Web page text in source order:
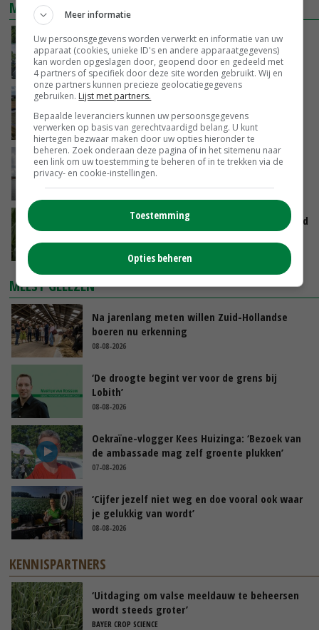
MEEST BEKEKEN
Oekraïne-vlogger Kees Huizinga: ‘Bezoek van
de ambassade mag zelf groente plukken’
07-08-2026
Droogte veroorzaakt steeds meer problemen:
‘Bassin afgelopen week al leeg’
06-08-2026
Koeien van enige drijvende boerderij ter
wereld zijn te koop
06-08-2026
Limburgse mais van Frijns doet het verrassend
goed
MEEST GELEZEN
Na jarenlang meten willen Zuid-Hollandse
boeren nu erkenning
08-08-2026
‘De droogte begint ver voor de grens bij
Lobith’
08-08-2026
Oekraïne-vlogger Kees Huizinga: ‘Bezoek van
de ambassade mag zelf groente plukken’
07-08-2026
‘Cijfer jezelf niet weg en doe vooral ook waar
je gelukkig van wordt’
08-08-2026
KENNISPARTNERS
‘Uitdaging om valse meeldauw te beheersen
wordt steeds groter’
BAYER CROP SCIENCE
Meer informatie
Uw persoonsgegevens worden verwerkt en informatie van uw
apparaat (cookies, unieke ID's en andere apparaatgegevens)
kan worden opgeslagen door, geopend door en gedeeld met
4 partners of specifiek door deze site worden gebruikt. Wij en
onze partners kunnen precieze geolocatiegegevens
gebruiken. Lijst met partners.
Bepaalde leveranciers kunnen uw persoonsgegevens
verwerken op basis van gerechtvaardigd belang. U kunt
hiertegen bezwaar maken door uw opties hieronder te
beheren. Zoek onderaan deze pagina of in het sitemenu naar
een link om uw toestemming te beheren of in te trekken via de
privacy- en cookie-instellingen.
Toestemming
Opties beheren